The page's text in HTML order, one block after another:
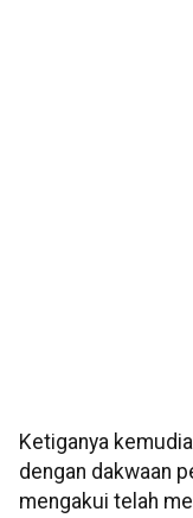
Ketiganya
dengan dakwaan
mengakui telah